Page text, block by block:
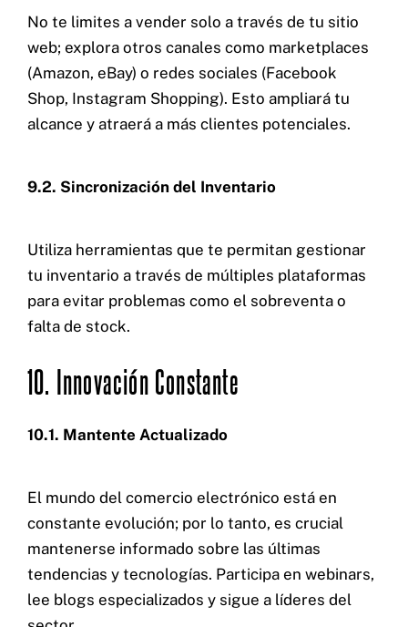
No te limites a vender solo a través de tu sitio
web; explora otros canales como marketplaces
(Amazon, eBay) o redes sociales (Facebook
Shop, Instagram Shopping). Esto ampliará tu
alcance y atraerá a más clientes potenciales.
9.2. Sincronización del Inventario
Utiliza herramientas que te permitan gestionar
tu inventario a través de múltiples plataformas
para evitar problemas como el sobreventa o
falta de stock.
10. Innovación Constante
10.1. Mantente Actualizado
El mundo del comercio electrónico está en
constante evolución; por lo tanto, es crucial
mantenerse informado sobre las últimas
tendencias y tecnologías. Participa en webinars,
lee blogs especializados y sigue a líderes del